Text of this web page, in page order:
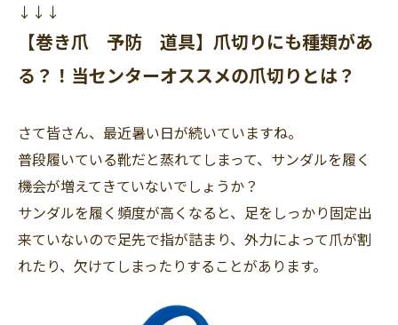
↓↓↓
【巻き爪 予防 道具】爪切りにも種類があ
る？！当センターオススメの爪切りとは？
さて皆さん、最近暑い日が続いていますね。
普段履いている靴だと蒸れてしまって、サンダルを履く
機会が増えてきていないでしょうか？
サンダルを履く頻度が高くなると、足をしっかり固定出
来ていないので足先で指が詰まり、外力によって爪が割
れたり、欠けてしまったりすることがあります。